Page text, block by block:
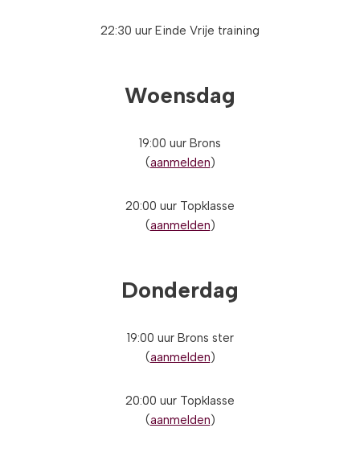
22:30 uur Einde Vrije training
Woensdag
19:00 uur Brons
(aanmelden)
20:00 uur Topklasse
(aanmelden)
Donderdag
19:00 uur Brons ster
(aanmelden)
20:00 uur Topklasse
(aanmelden)